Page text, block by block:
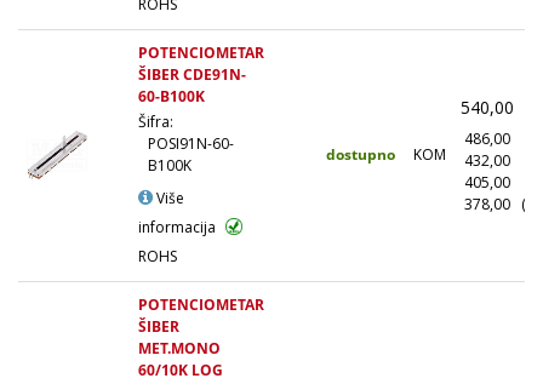
ROHS
POTENCIOMETAR
ŠIBER CDE91N-
60-B100K
Šifra:
POSI91N-60-
B100K
Više
informacija
ROHS
dostupno KOM
540,00
486,00
432,00
405,00
378,00
POTENCIOMETAR
ŠIBER
MET.MONO
60/10K LOG